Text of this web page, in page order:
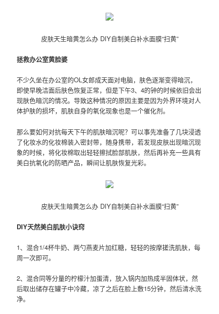
皮肤天生暗黄怎么办 DIY自制美白补水面膜“扫黄”
拯救办公室黄脸婆
不少久坐在办公室的OL女郎成天面对电脑，肤色逐渐变得暗沉，
即使早晚洁面后肤色恢复正常，但是下午3、4的钟的时候依旧会出
现肤色暗沉的情况。导致这种情况的原因主要是因为外界环境对人
体护肤的损坏，肌肤自身的氧化现象也是一个催化剂。
那么要如何对抗每天下午的肌肤暗沉呢？可以事先准备了几块浸透
了化妆水的化妆棉装入密封带，随身携带，若发现皮肤出现暗沉现
象的时候，将化妆棉取出轻轻擦拭脸部肌肤，然后再补充一些具有
美白抗氧化的防晒产品，瞬间让肌肤恢复光彩。
皮肤天生暗黄怎么办 DIY自制美白补水面膜“扫黄”
DIY天然美白肌肤小诀窍
1、混合1/4杯牛奶、两勺燕麦片加红糖，轻轻的按摩搓洗肌肤，每
周一次即可。
2、混合同等分量的柠檬汁加蛋清，放入锅内加热成半固体状，然
后取出储存在罐子中冷藏，凉了之后在脸上敷15分钟，然后清水洗
净。